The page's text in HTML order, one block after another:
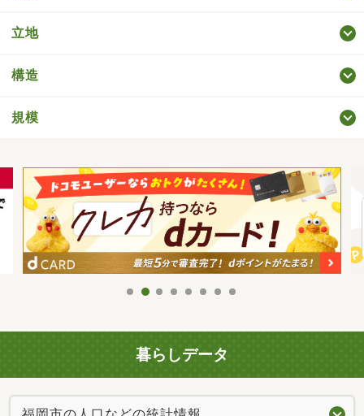
立地
構造
規模
暮らしデータ